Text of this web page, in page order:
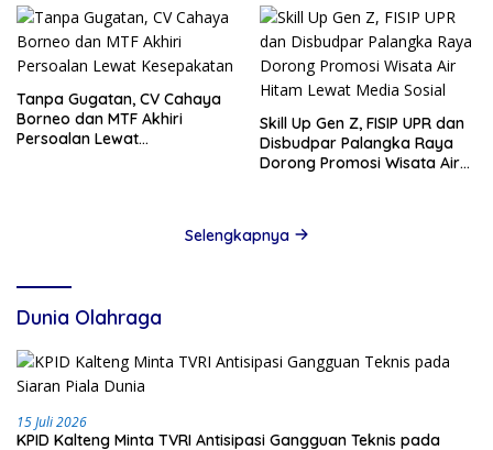
Tanpa Gugatan, CV Cahaya
Borneo dan MTF Akhiri
Persoalan Lewat
Skill Up Gen Z, FISIP UPR dan
Disbudpar Palangka Raya
Dorong Promosi Wisata Air
Selengkapnya
Dunia Olahraga
15 Juli 2026
KPID Kalteng Minta TVRI Antisipasi Gangguan Teknis pada